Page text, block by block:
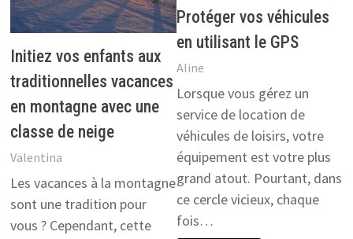
Initiez vos enfants aux
traditionnelles vacances
en montagne avec une
classe de neige
Valentina
Les vacances à la montagne
sont une tradition pour
vous ? Cependant, cette
Protéger vos véhicules
en utilisant le GPS
Aline
Lorsque vous gérez un
service de location de
véhicules de loisirs, votre
équipement est votre plus
grand atout. Pourtant, dans
ce cercle vicieux, chaque
fois…